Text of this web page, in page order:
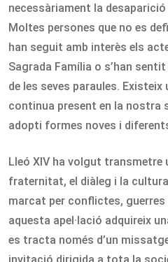
necessàriament la
Moltes persones que no es
han seguit amb interès els
Sagrada Família o s’han
de les seves paraules.
continua present en la nostra
adopti formes noves i
Lleó XIV ha volgut
fraternitat, el diàleg i la cultura
marcat per conflictes,
aquesta apel·lació adquireix
es tracta només d’un